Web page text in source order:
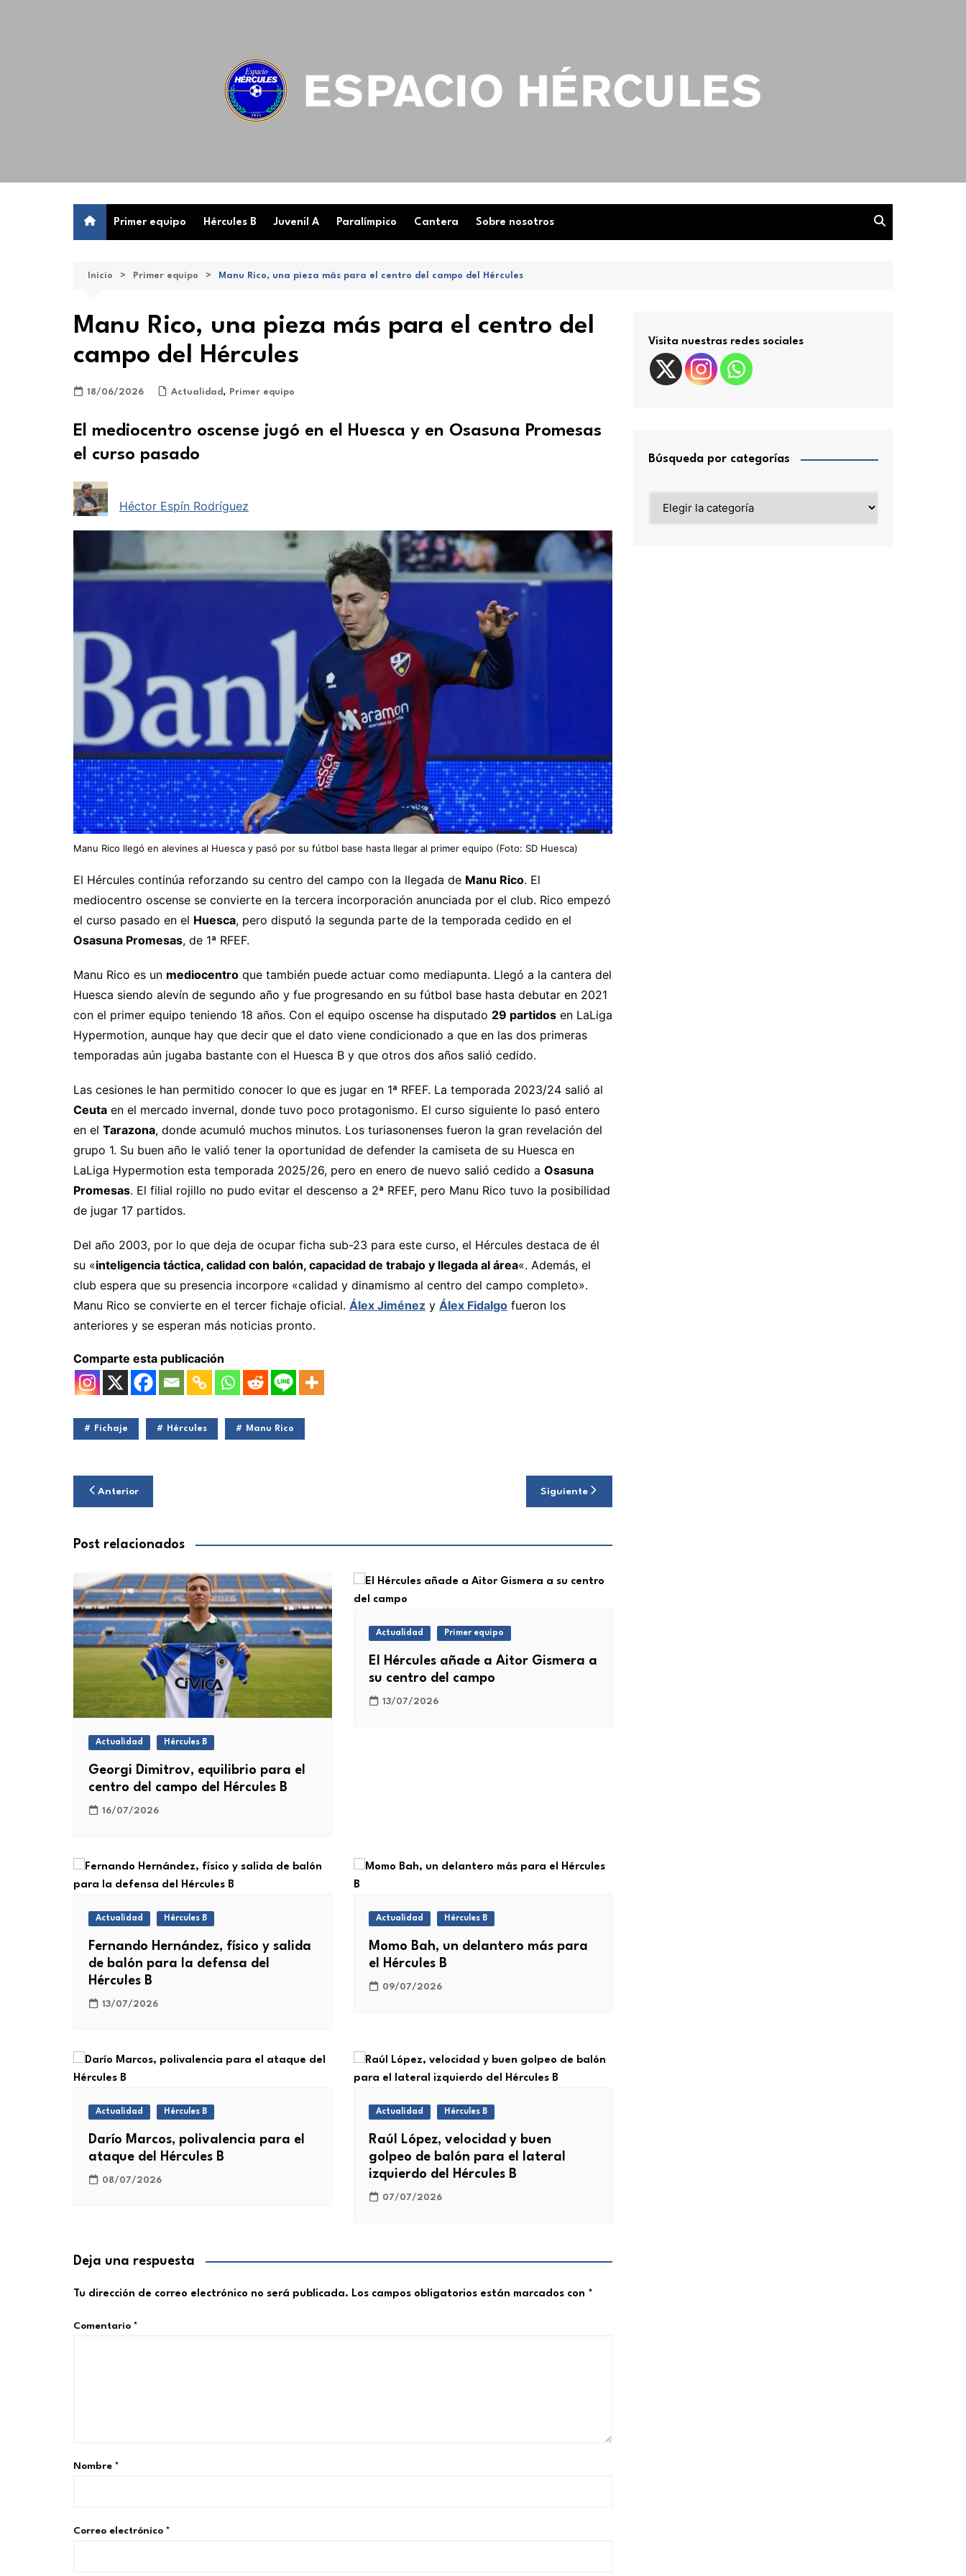
Primer equipo Hércules B Juvenil A Paralímpico Cantera Sobre nosotros
Inicio Primer equipo Manu Rico, una pieza más para el centro del campo del Hércules
Manu Rico, una pieza más para el centro del
campo del Hércules
18/06/2026 Actualidad , Primer equipo
El mediocentro oscense jugó en el Huesca y en Osasuna Promesas
el curso pasado
Héctor Espín Rodríguez
Manu Rico llegó en alevines al Huesca y pasó por su fútbol base hasta llegar al primer equipo (Foto: SD Huesca)
El Hércules continúa reforzando su centro del campo con la llegada de Manu Rico. El
mediocentro oscense se convierte en la tercera incorporación anunciada por el club. Rico empezó
el curso pasado en el Huesca, pero disputó la segunda parte de la temporada cedido en el
Osasuna Promesas, de 1ª RFEF.
Manu Rico es un mediocentro que también puede actuar como mediapunta. Llegó a la cantera del
Huesca siendo alevín de segundo año y fue progresando en su fútbol base hasta debutar en 2021
con el primer equipo teniendo 18 años. Con el equipo oscense ha disputado 29 partidos en LaLiga
Hypermotion, aunque hay que decir que el dato viene condicionado a que en las dos primeras
temporadas aún jugaba bastante con el Huesca B y que otros dos años salió cedido.
Las cesiones le han permitido conocer lo que es jugar en 1ª RFEF. La temporada 2023/24 salió al
Ceuta en el mercado invernal, donde tuvo poco protagonismo. El curso siguiente lo pasó entero
en el Tarazona, donde acumuló muchos minutos. Los turiasonenses fueron la gran revelación del
grupo 1. Su buen año le valió tener la oportunidad de defender la camiseta de su Huesca en
LaLiga Hypermotion esta temporada 2025/26, pero en enero de nuevo salió cedido a Osasuna
Promesas. El filial rojillo no pudo evitar el descenso a 2ª RFEF, pero Manu Rico tuvo la posibilidad
de jugar 17 partidos.
Del año 2003, por lo que deja de ocupar ficha sub-23 para este curso, el Hércules destaca de él
su «inteligencia táctica, calidad con balón, capacidad de trabajo y llegada al área«. Además, el
club espera que su presencia incorpore «calidad y dinamismo al centro del campo completo».
Manu Rico se convierte en el tercer fichaje oficial. Álex Jiménez y Álex Fidalgo fueron los
anteriores y se esperan más noticias pronto.
Comparte esta publicación
Fichaje Hércules Manu Rico
Navegación
entradas
Anterior Siguiente
Post relacionados
Actualidad Hércules B
Georgi Dimitrov, equilibrio para el
centro del campo del Hércules B
16/07/2026
Actualidad Primer equipo
El Hércules añade a Aitor Gismera a
su centro del campo
13/07/2026
Actualidad Hércules B
Fernando Hernández, físico y salida
de balón para la defensa del
Hércules B
13/07/2026
Actualidad Hércules B
Momo Bah, un delantero más para
el Hércules B
09/07/2026
Actualidad Hércules B
Darío Marcos, polivalencia para el
ataque del Hércules B
08/07/2026
Actualidad Hércules B
Raúl López, velocidad y buen
golpeo de balón para el lateral
izquierdo del Hércules B
07/07/2026
Deja una respuesta
Tu dirección de correo electrónico no será publicada. Los campos obligatorios están marcados con *
Comentario *
Nombre *
Correo electrónico *
Visita nuestras redes sociales
Búsqueda por categorías